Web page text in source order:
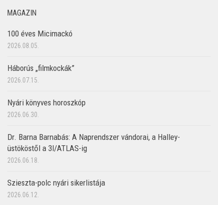
MAGAZIN
100 éves Micimackó
2026.08.05.
Háborús „filmkockák”
2026.07.15.
Nyári könyves horoszkóp
2026.06.30.
Dr. Barna Barnabás: A Naprendszer vándorai, a Halley-
üstököstől a 3I/ATLAS-ig
2026.06.18.
Szieszta-polc nyári sikerlistája
2026.06.12.